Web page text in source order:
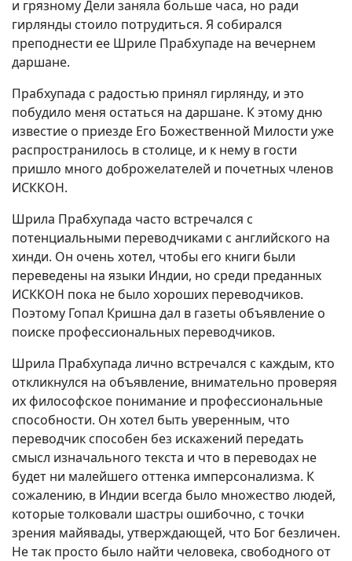
и грязному Дели заняла больше часа, но ради
гирлянды стоило потрудиться. Я собирался
преподнести ее Шриле Прабхупаде на вечернем
даршане.
Прабхупада с радостью принял гирлянду, и это
побудило меня остаться на даршане. К этому дню
известие о приезде Его Божественной Милости уже
распространилось в столице, и к нему в гости
пришло много доброжелателей и почетных членов
ИСККОН.
Шрила Прабхупада часто встречался с
потенциальными переводчиками с английского на
хинди. Он очень хотел, чтобы его книги были
переведены на языки Индии, но среди преданных
ИСККОН пока не было хороших переводчиков.
Поэтому Гопал Кришна дал в газеты объявление о
поиске профессиональных переводчиков.
Шрила Прабхупада лично встречался с каждым, кто
откликнулся на объявление, внимательно проверяя
их философское понимание и профессиональные
способности. Он хотел быть уверенным, что
переводчик способен без искажений передать
смысл изначального текста и что в переводах не
будет ни малейшего оттенка имперсонализма. К
сожалению, в Индии всегда было множество людей,
которые толковали шастры ошибочно, с точки
зрения майявады, утверждающей, что Бог безличен.
Не так просто было найти человека, свободного от